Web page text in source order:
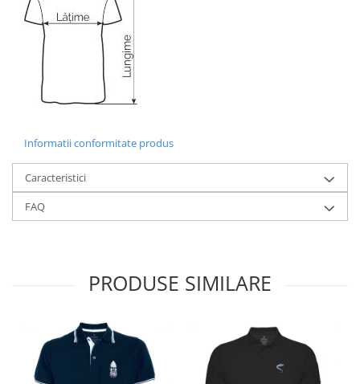
Informatii conformitate produs
Caracteristici
FAQ
PRODUSE SIMILARE